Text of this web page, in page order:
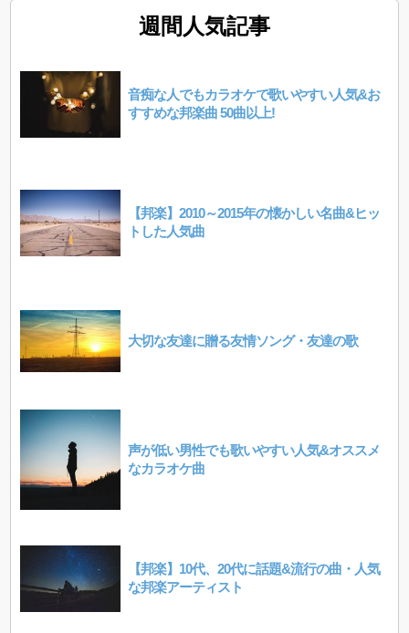
週間人気記事
音痴な人でもカラオケで歌いやすい人気&お
すすめな邦楽曲 50曲以上!
【邦楽】2010～2015年の懐かしい名曲&ヒッ
トした人気曲
大切な友達に贈る友情ソング・友達の歌
声が低い男性でも歌いやすい人気&オススメ
なカラオケ曲
【邦楽】10代、20代に話題&流行の曲・人気
な邦楽アーティスト